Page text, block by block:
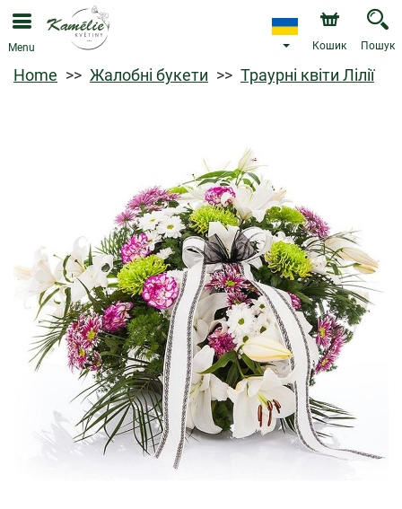
Menu Кошик Пошук
Home Жалобні букети Траурні квіти Лілії